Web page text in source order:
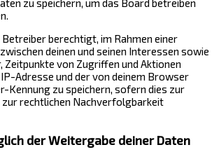
berechtigt, im Rahmen einer
deinen und seinen Interessen sowie
Zeitpunkte von Zugriffen und Aktionen
Adresse und der von deinem Browser
zu speichern, sofern dies zur
rechtlichen Nachverfolgbarkeit
der Weitergabe deiner Daten